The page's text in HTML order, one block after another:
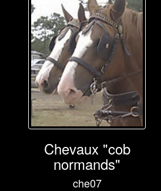
Chevaux "cob
normands"
che07